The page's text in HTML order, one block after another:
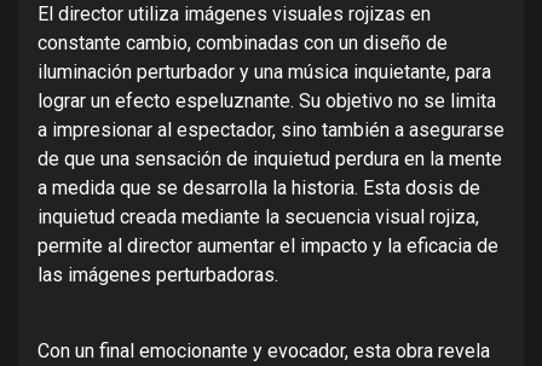
El director utiliza imágenes visuales rojizas en
constante cambio, combinadas con un diseño de
iluminación perturbador y una música inquietante, para
lograr un efecto espeluznante. Su objetivo no se limita
a impresionar al espectador, sino también a asegurarse
de que una sensación de inquietud perdura en la mente
a medida que se desarrolla la historia. Esta dosis de
inquietud creada mediante la secuencia visual rojiza,
permite al director aumentar el impacto y la eficacia de
las imágenes perturbadoras.
Con un final emocionante y evocador, esta obra revela